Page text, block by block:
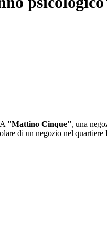
"Mattino Cinque", una
di un negozio nel